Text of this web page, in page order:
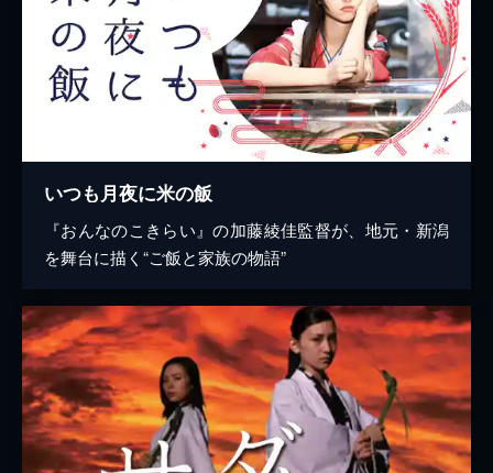
いつも月夜に米の飯
『おんなのこきらい』の加藤綾佳監督が、地元・新潟
を舞台に描く“ご飯と家族の物語”